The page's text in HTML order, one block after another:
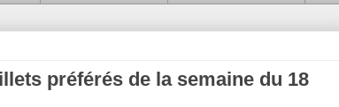
préférés de la semaine du 18